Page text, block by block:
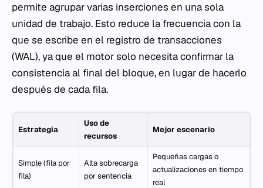
permite agrupar varias inserciones en una sola
unidad de trabajo. Esto reduce la frecuencia con la
que se escribe en el registro de transacciones
(WAL), ya que el motor solo necesita confirmar la
consistencia al final del bloque, en lugar de hacerlo
después de cada fila.
Estrategia
Uso de
recursos
Mejor escenario
Simple (fila por
fila)
Alta sobrecarga
por sentencia
Pequeñas cargas o
actualizaciones en tiempo
real